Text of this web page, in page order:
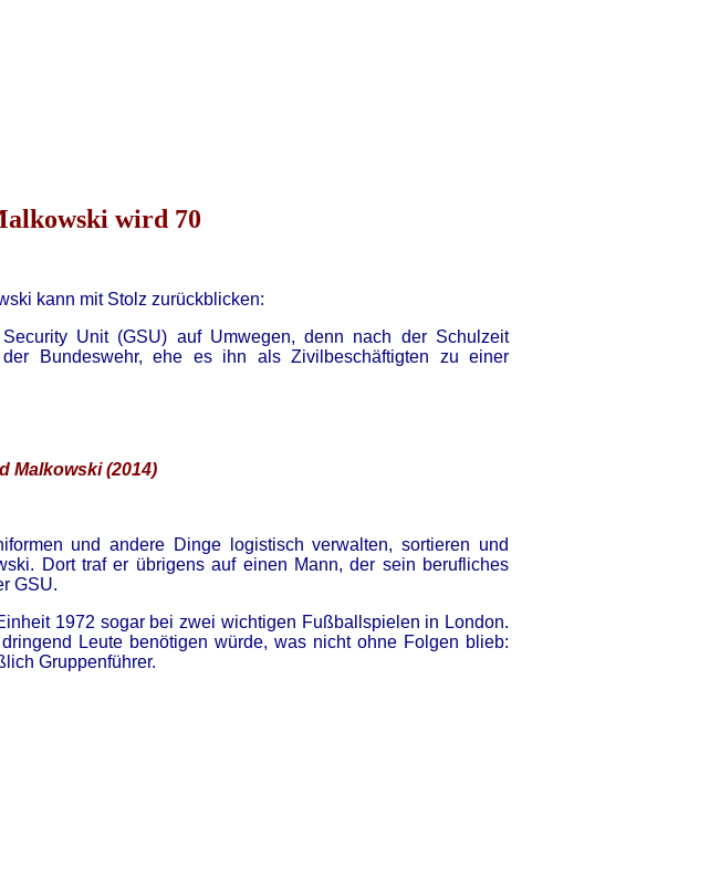
wird 70
kann mit Stolz zurückblicken:
Unit (GSU) auf Umwegen, denn nach der Schulzeit
Bundeswehr, ehe es ihn als Zivilbeschäftigten zu einer
Malkowski (2014)
und andere Dinge logistisch verwalten, sortieren und
Dort traf er übrigens auf einen Mann, der sein berufliches
GSU.
1972 sogar bei zwei wichtigen Fußballspielen in London.
Leute benötigen würde, was nicht ohne Folgen blieb:
Gruppenführer.